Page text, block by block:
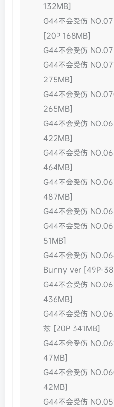
132MB]
G44不会受伤
[20P 168MB]
G44不会受伤
G44不会受伤
275MB]
G44不会受伤
265MB]
G44不会受伤
422MB]
G44不会受伤
464MB]
G44不会受伤
487MB]
G44不会受伤
G44不会受伤
51MB]
G44不会受伤
Bunny ver [49P-
G44不会受伤
436MB]
G44不会受伤
兹 [20P 341MB]
G44不会受伤
47MB]
G44不会受伤
42MB]
G44不会受伤